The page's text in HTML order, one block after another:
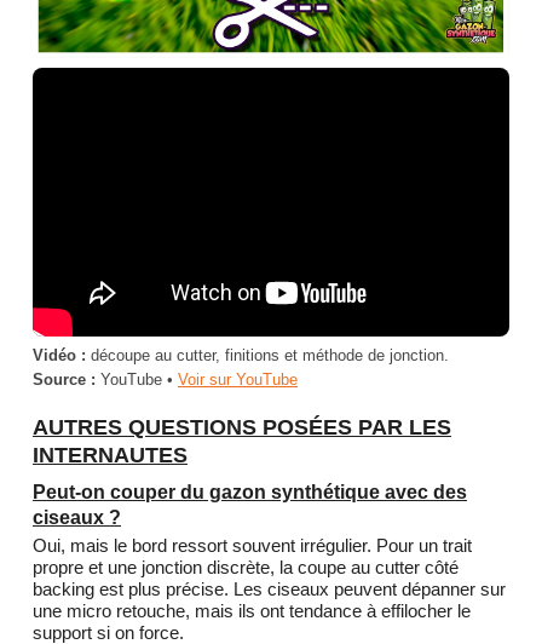
Vidéo : découpe au cutter, finitions et méthode de jonction.
Source : YouTube • Voir sur YouTube
AUTRES QUESTIONS POSÉES PAR LES
INTERNAUTES
Peut-on couper du gazon synthétique avec des
ciseaux ?
Oui, mais le bord ressort souvent irrégulier. Pour un trait
propre et une jonction discrète, la coupe au cutter côté
backing est plus précise. Les ciseaux peuvent dépanner sur
une micro retouche, mais ils ont tendance à effilocher le
support si on force.